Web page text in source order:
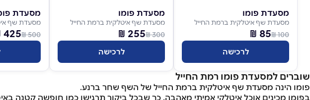
מסעדת פומו
מסעדת שף איטלקית ברמת החייל
100 ₪
85 ₪
לרכישה
מסעדת פומו
מסעדת שף איטלקית ברמת החייל
300 ₪
255 ₪
לרכישה
מסעדת
מסעדת שף
500 ₪
425 ₪
שוברים למסעדת פומו רמת החייל
פומו הינה מסעדת שף איטלקית ברמת החייל של השף שחר ברנע.
בפומו מכינים אוכל איטלקי אמיתי מאהבה, כך שבכל ביקור תרגישו כמו חופשה קטנה